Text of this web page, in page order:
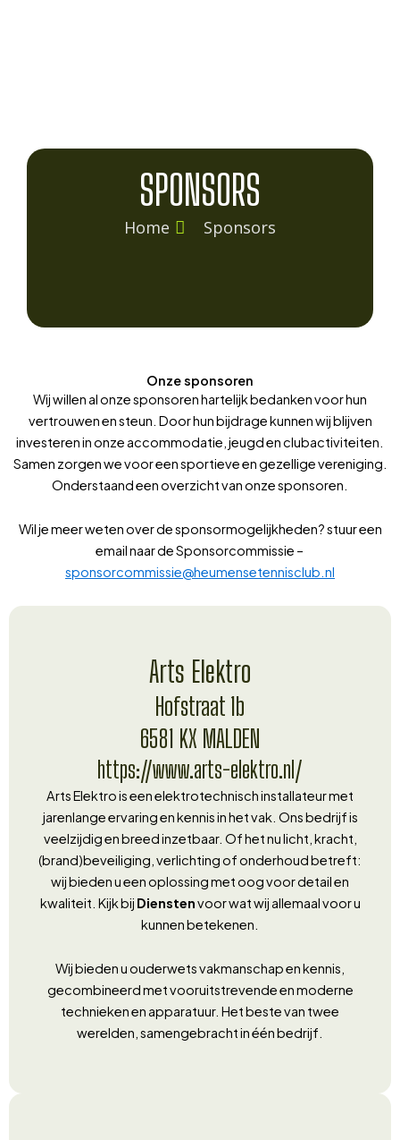
SPONSORS
Home Sponsors
Onze sponsoren
Wij willen al onze sponsoren hartelijk bedanken voor hun
vertrouwen en steun. Door hun bijdrage kunnen wij blijven
investeren in onze accommodatie, jeugd en clubactiviteiten.
Samen zorgen we voor een sportieve en gezellige vereniging.
Onderstaand een overzicht van onze sponsoren.
Wil je meer weten over de sponsormogelijkheden? stuur een
email naar de Sponsorcommissie –
sponsorcommissie@heumensetennisclub.nl
Arts Elektro
Hofstraat 1b
6581 KX MALDEN
https://www.arts-elektro.nl/
Arts Elektro is een elektrotechnisch installateur met
jarenlange ervaring en kennis in het vak. Ons bedrijf is
veelzijdig en breed inzetbaar. Of het nu licht, kracht,
(brand)beveiliging, verlichting of onderhoud betreft:
wij bieden u een oplossing met oog voor detail en
kwaliteit. Kijk bij Dienstenvoor wat wij allemaal voor u
kunnen betekenen.
Wij bieden u ouderwets vakmanschap en kennis,
gecombineerd met vooruitstrevende en moderne
technieken en apparatuur. Het beste van twee
werelden, samengebracht in één bedrijf.